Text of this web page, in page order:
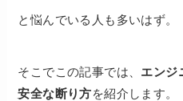
と悩んでいる人も多いはず。
そこでこの記事では、 エンジ
安全な断り方を紹介します。